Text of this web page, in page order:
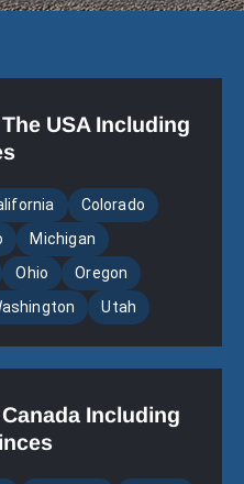
USA Including
Colorado
Michigan
Ohio
Oregon
Utah
Including